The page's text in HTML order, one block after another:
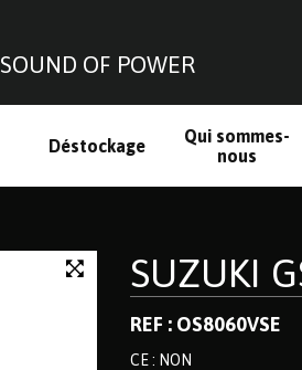
SOUND OF POWER
Déstockage
Qui sommes-
nous
SUZUKI
REF : OS8060VSE
CE : NON